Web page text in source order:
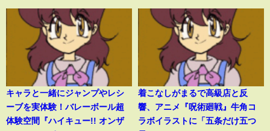
キャラと一緒にジャンプやレシ
ーブを実体験！バレーボール超
体験空間『ハイキュー!! オンザ
着こなしがまるで高級店と反
響、アニメ『呪術廻戦』牛角コ
ラボイラストに「五条だけ五つ